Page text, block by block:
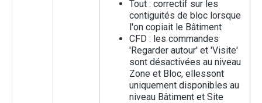
Tout : correctif sur les
contiguités de bloc lorsque
l'on copiait le Bâtiment
CFD : les commandes
'Regarder autour' et 'Visite'
sont désactivées au niveau
Zone et Bloc, ellessont
uniquement disponibles au
niveau Bâtiment et Site